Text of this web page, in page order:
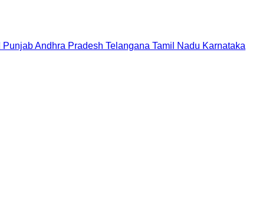
PunjabAndhra Pradesh Telangana Tamil Nadu Karnataka